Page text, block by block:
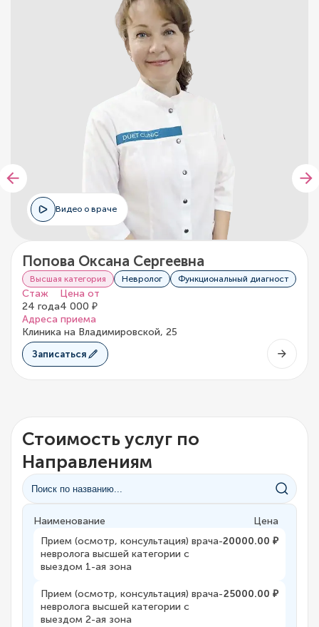
Видео о враче
Попова Оксана Сергеевна
Высшая категория Невролог Функциональный диагност
Стаж
24 года
Цена от
4 000 ₽
Адреса приема
Клиника на Владимировской, 25
Записаться
Стоимость услуг по
Направлениям
Наименование
Цена
Прием (осмотр, консультация) врача-
невролога высшей категории с
выездом 1-ая зона
20000.00 ₽
Прием (осмотр, консультация) врача-
невролога высшей категории с
выездом 2-ая зона
25000.00 ₽